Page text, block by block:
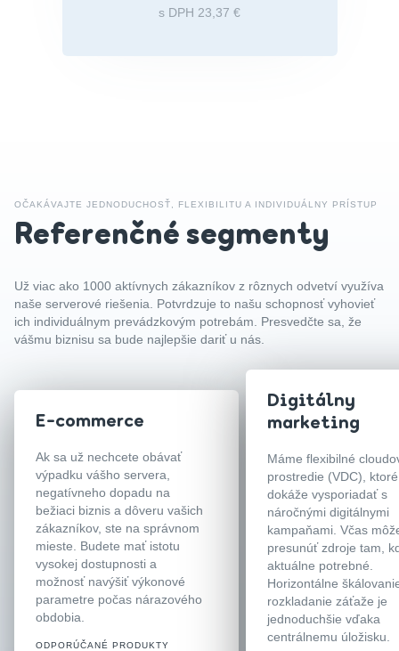
s DPH 23,37 €
OČAKÁVAJTE JEDNODUCHOSŤ, FLEXIBILITU A INDIVIDUÁLNY PRÍSTUP
Referenčné segmenty
Už viac ako 1000 aktívnych zákazníkov z rôznych odvetví využíva
naše serverové riešenia. Potvrdzuje to našu schopnosť vyhovieť
ich individuálnym prevádzkovým potrebám. Presvedčte sa, že
vášmu biznisu sa bude najlepšie dariť u nás.
E-commerce
Ak sa už nechcete obávať
výpadku vášho servera,
negatívneho dopadu na
bežiaci biznis a dôveru vašich
zákazníkov, ste na správnom
mieste. Budete mať istotu
vysokej dostupnosti a
možnosť navýšiť výkonové
parametre počas nárazového
obdobia.
ODPORÚČANÉ PRODUKTY
Digitálny
marketing
Máme flexibilné
prostredie (VDC),
dokáže vysporiadať s
náročnými digitálnymi
kampaňami. Včas
presunúť zdroje tam,
aktuálne potrebné.
Horizontálne
rozkladanie záťaže je
jednoduchšie vďaka
centrálnemu úložisku.